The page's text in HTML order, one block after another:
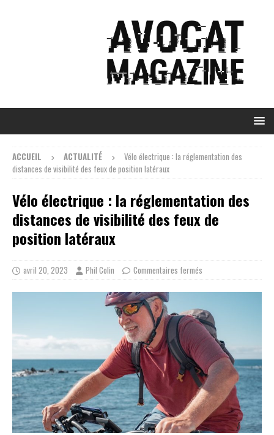
ACCUEIL ACTUALITÉ
Vélo électrique : la réglementation des
distances de visibilité des feux de position latéraux
Vélo électrique : la réglementation des
distances de visibilité des feux de
position latéraux
avril 20, 2023 Phil Colin Commentaires fermés